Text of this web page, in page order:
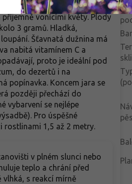
samostatný samčí keř,
vonícími květy. Plody
3 gramů. Hladká,
Šťavnatá dužnina má
nabitá vitamínem C a
proto je ideální pod
do dezertů i na
popínavka. Koncem jara se
později přechází do
vybarvení se nejlépe
Pro úspěšné
rostlinami 1,5 až 2 metry.
v plném slunci nebo
teplo a chrání před
s reakcí mírně